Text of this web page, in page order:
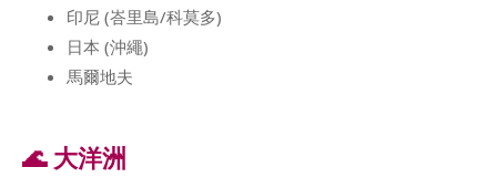
印尼 (峇里島/科莫多)
日本 (沖繩)
馬爾地夫
🌊 大洋洲